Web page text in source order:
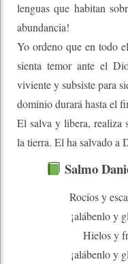
lenguas que habitan
abundancia!
Yo ordeno que en todo
sienta temor ante el
viviente y subsiste para
dominio durará hasta el
El salva y libera, realiza
la tierra. El ha salvado a
Salmo
Rocíos y
¡alábenlo y
Hielos y
¡alábenlo y